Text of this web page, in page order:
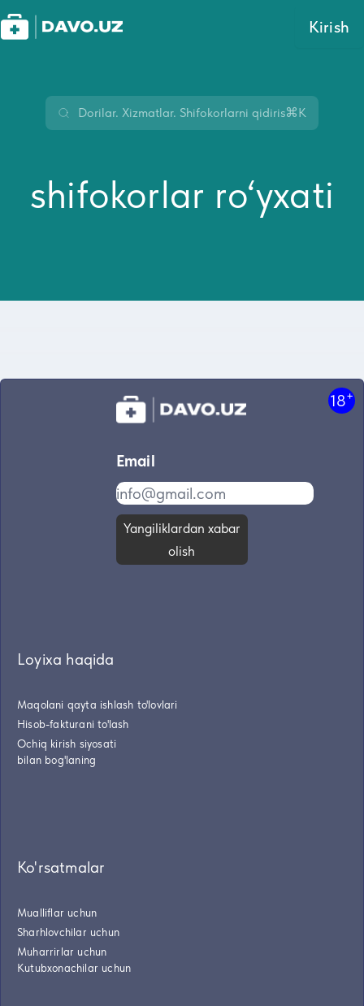
Kirish
⌘K
shifokorlar ro‘yxati
18+
Email
Yangiliklardan xabar
olish
Loyixa haqida
Maqolani qayta ishlash to'lovlari
Hisob-fakturani to'lash
Ochiq kirish siyosati
bilan bog'laning
Ko'rsatmalar
Mualliflar uchun
Sharhlovchilar uchun
Muharrirlar uchun
Kutubxonachilar uchun